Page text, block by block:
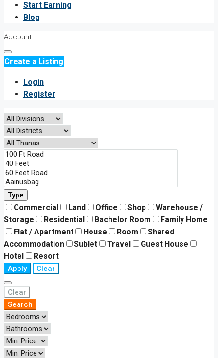
Start Earning
Blog
Account
Create a Listing
Login
Register
Type
Commercial Land Office Shop
Warehouse /
Storage
Residential Bachelor Room
Family Home
Flat / Apartment
House Room
Shared
Accommodation
Sublet Travel
Guest House
Hotel
Resort
Apply Clear
Clear
Search